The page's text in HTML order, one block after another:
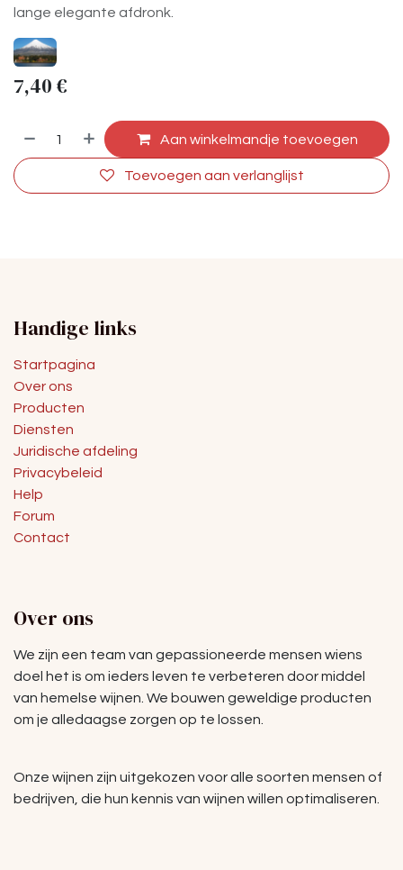
lange elegante afdronk.
7,40 €
Aan winkelmandje toevoegen
Toevoegen aan verlanglijst
Handige links
Startpagina
Over ons
Producten
Diensten
Juridische afdeling
Privacybeleid
Help
Forum
Contact
Over ons
We zijn een team van gepassioneerde mensen wiens
doel het is om ieders leven te verbeteren door middel
van hemelse wijnen. We bouwen geweldige producten
om je alledaagse zorgen op te lossen.
Onze wijnen zijn uitgekozen voor alle soorten mensen of
bedrijven, die hun kennis van wijnen willen optimaliseren.